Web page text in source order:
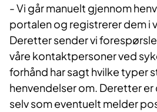
- Vi går manuelt gjennom
portalen og registrerer dem i
Deretter sender vi
våre kontaktpersoner ved
forhånd har sagt hvilke typer
henvendelser om. Deretter
selv som eventuelt melder